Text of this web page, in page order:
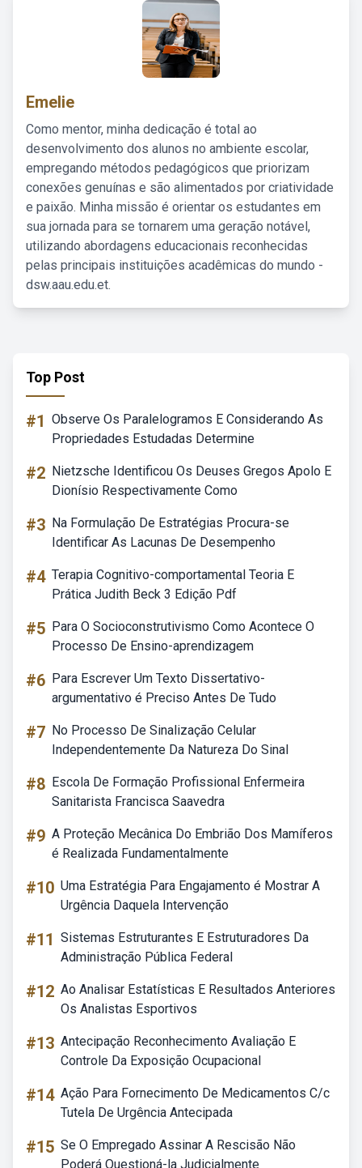
Emelie
Como mentor, minha dedicação é total ao
desenvolvimento dos alunos no ambiente escolar,
empregando métodos pedagógicos que priorizam
conexões genuínas e são alimentados por criatividade
e paixão. Minha missão é orientar os estudantes em
sua jornada para se tornarem uma geração notável,
utilizando abordagens educacionais reconhecidas
pelas principais instituições acadêmicas do mundo -
dsw.aau.edu.et.
Top Post
#1 Observe Os Paralelogramos E Considerando As
Propriedades Estudadas Determine
#2 Nietzsche Identificou Os Deuses Gregos Apolo E
Dionísio Respectivamente Como
#3 Na Formulação De Estratégias Procura-se
Identificar As Lacunas De Desempenho
#4 Terapia Cognitivo-comportamental Teoria E
Prática Judith Beck 3 Edição Pdf
#5 Para O Socioconstrutivismo Como Acontece O
Processo De Ensino-aprendizagem
#6 Para Escrever Um Texto Dissertativo-
argumentativo é Preciso Antes De Tudo
#7 No Processo De Sinalização Celular
Independentemente Da Natureza Do Sinal
#8 Escola De Formação Profissional Enfermeira
Sanitarista Francisca Saavedra
#9 A Proteção Mecânica Do Embrião Dos Mamíferos
é Realizada Fundamentalmente
#10 Uma Estratégia Para Engajamento é Mostrar A
Urgência Daquela Intervenção
#11 Sistemas Estruturantes E Estruturadores Da
Administração Pública Federal
#12 Ao Analisar Estatísticas E Resultados Anteriores
Os Analistas Esportivos
#13 Antecipação Reconhecimento Avaliação E
Controle Da Exposição Ocupacional
#14 Ação Para Fornecimento De Medicamentos C/c
Tutela De Urgência Antecipada
#15 Se O Empregado Assinar A Rescisão Não
Poderá Questioná-la Judicialmente